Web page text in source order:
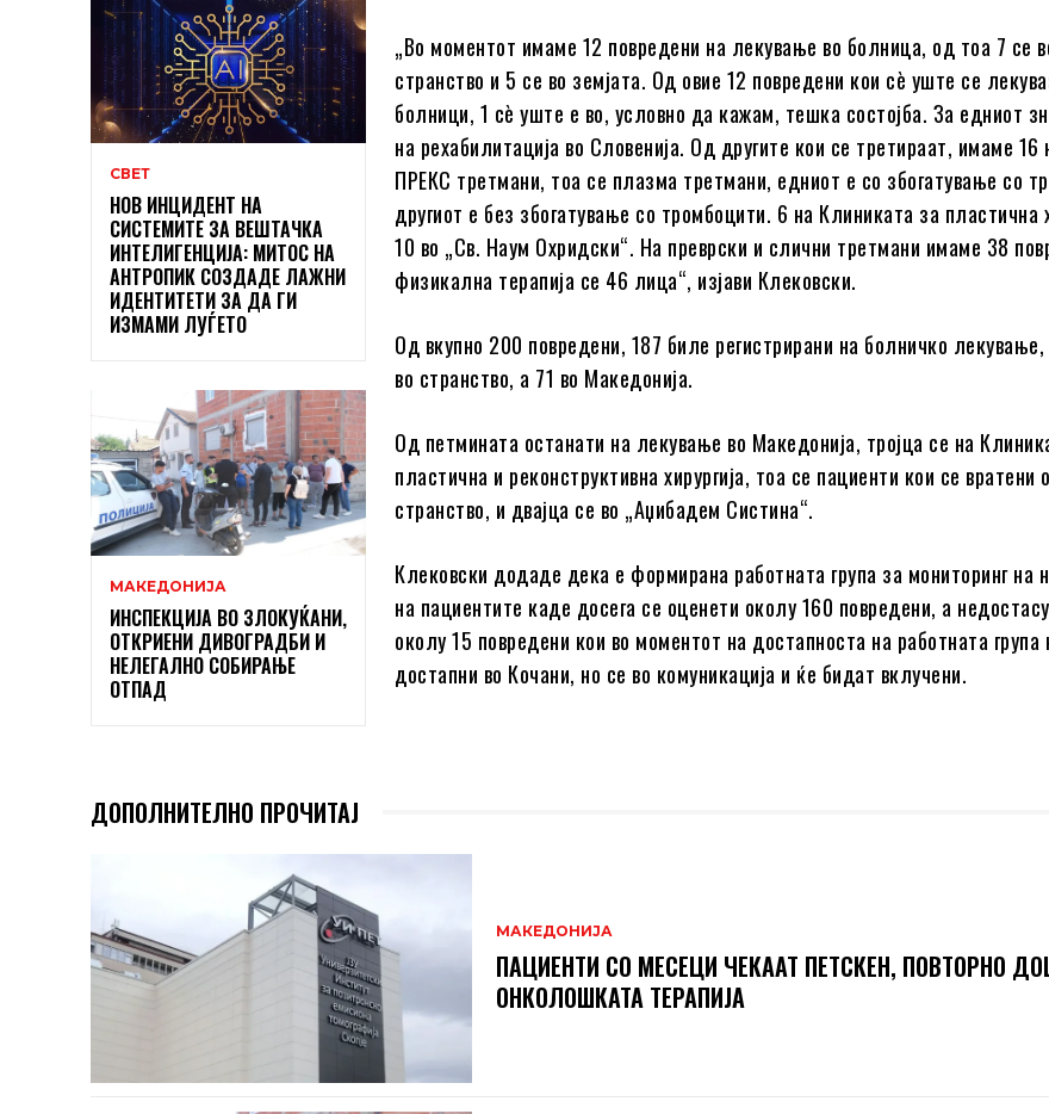
СВЕТ
НОВ ИНЦИДЕНТ НА
СИСТЕМИТЕ ЗА ВЕШТАЧКА
ИНТЕЛИГЕНЦИЈА: МИТОС НА
АНТРОПИК СОЗДАДЕ ЛАЖНИ
ИДЕНТИТЕТИ ЗА ДА ГИ
ИЗМАМИ ЛУЃЕТО
МАКЕДОНИЈА
ИНСПЕКЦИЈА ВО ЗЛОКУЌАНИ,
ОТКРИЕНИ ДИВОГРАДБИ И
НЕЛЕГАЛНО СОБИРАЊЕ
ОТПАД
„Во моментот имаме 12 повредени на лекување во болница, од тоа 7 се
странство и 5 се во земјата. Од овие 12 повредени кои сè уште се
болници, 1 сè уште е во, условно да кажам, тешка состојба. За едниот
на рехабилитација во Словенија. Од другите кои се третираат, имаме
ПРЕКС третмани, тоа се плазма третмани, едниот е со збогатување со
другиот е без збогатување со тромбоцити. 6 на Клиниката за пластична
10 во „Св. Наум Охридски“. На преврски и слични третмани имаме 38
физикална терапија се 46 лица“, изјави Клековски.
Од вкупно 200 повредени, 187 биле регистрирани на болничко
во странство, а 71 во Македонија.
Од петмината останати на лекување во Македонија, тројца се на
пластична и реконструктивна хирургија, тоа се пациенти кои се вратени
странство, и двајца се во „Аџибадем Систина“.
Клековски додаде дека е формирана работната група за мониторинг на
на пациентите каде досега се оценети околу 160 повредени, а
околу 15 повредени кои во моментот на достапноста на работната група
достапни во Кочани, но се во комуникација и ќе бидат вклучени.
ДОПОЛНИТЕЛНО ПРОЧИТАЈ
МАКЕДОНИЈА
ПАЦИЕНТИ СО МЕСЕЦИ ЧЕКААТ ПЕТСКЕН, ПОВТОРНО
ОНКОЛОШКАТА ТЕРАПИЈА